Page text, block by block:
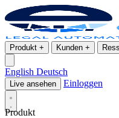
Produkt + Kunden +
English Deutsch
Live ansehen Einloggen
Produkt